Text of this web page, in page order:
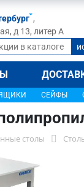
,
д 13, литер А
СЕЙФЫ
столы